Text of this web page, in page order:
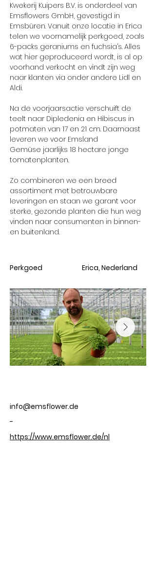
Kwekerij Kuipers B.V. is onderdeel van
Emsflowers GmbH, gevestigd in
Emsbüren. Vanuit onze locatie in Erica
telen we voornamelijk perkgoed, zoals
6-packs geraniums en fuchsia’s. Alles
wat hier geproduceerd wordt, is al op
voorhand verkocht en vindt zijn weg
naar klanten via onder andere Lidl en
Aldi.
Na de voorjaarsactie verschuift de
teelt naar Dipledenia en Hibiscus in
potmaten van 17 en 21 cm. Daarnaast
leveren we voor Emsland
Gemüse jaarlijks 18 hectare jonge
tomatenplanten.
Zo combineren we een breed
assortiment met betrouwbare
leveringen en staan we garant voor
sterke, gezonde planten die hun weg
vinden naar consumenten in binnen-
en buitenland.
Perkgoed Erica, Nederland
info@emsflower.de
-
https://www.emsflower.de/nl